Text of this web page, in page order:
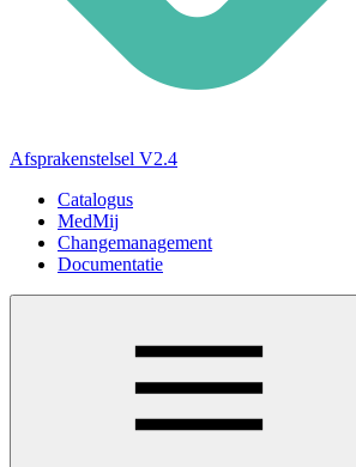
Afsprakenstelsel V2.4
Catalogus
MedMij
Changemanagement
Documentatie